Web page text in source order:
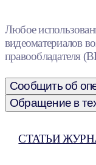
Любое
видеоматериалов
правообладателя
Сообщить об
Обращение в
СТАТЬИ